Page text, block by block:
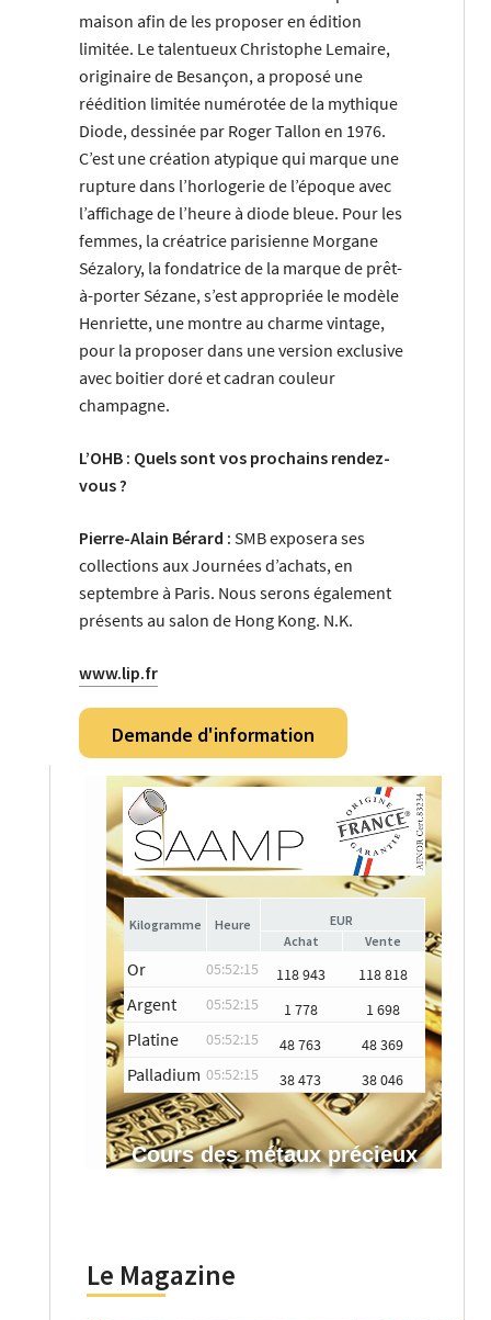
maison afin de les proposer en édition
limitée. Le talentueux Christophe Lemaire,
originaire de Besançon, a proposé une
réédition limitée numérotée de la mythique
Diode, dessinée par Roger Tallon en 1976.
C’est une création atypique qui marque une
rupture dans l’horlogerie de l’époque avec
l’affichage de l’heure à diode bleue. Pour les
femmes, la créatrice parisienne Morgane
Sézalory, la fondatrice de la marque de prêt-
à-porter Sézane, s’est appropriée le modèle
Henriette, une montre au charme vintage,
pour la proposer dans une version exclusive
avec boitier doré et cadran couleur
champagne.
L’OHB : Quels sont vos prochains rendez-
vous ?
Pierre-Alain Bérard : SMB exposera ses
collections aux Journées d’achats, en
septembre à Paris. Nous serons également
présents au salon de Hong Kong. N.K.
www.lip.fr
Demande d'information
Heure
EUR
Achat
Vente
Or 05:52:15 118 943 118 818
Argent 05:52:15 1 778 1 698
Platine 05:52:15 48 763 48 369
Palladium 05:52:15 38 473 38 046
Cours des métaux précieux
Le Magazine